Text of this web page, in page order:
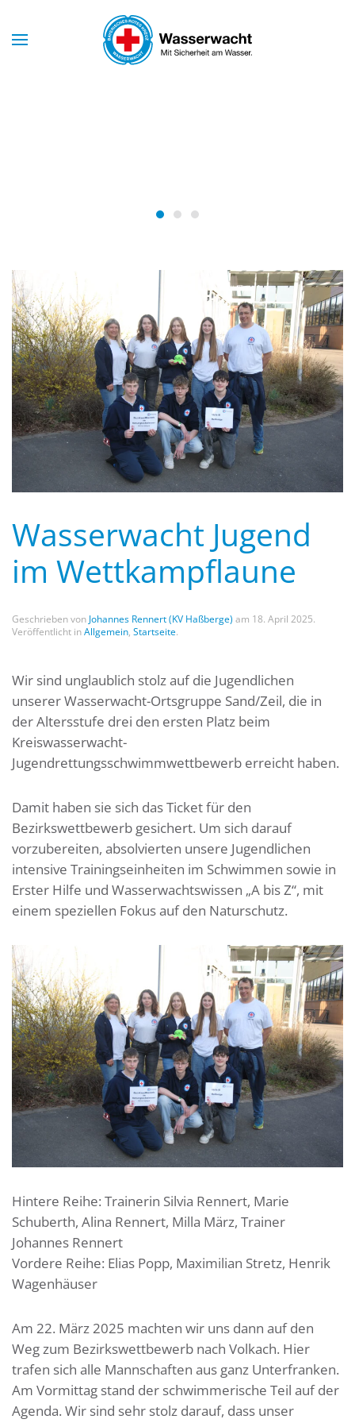
Skip to main content
BAYERN
Wasserwacht Bayern
Wasserwacht Bayern
Wasserwacht Jugend
im Wettkampflaune
Geschrieben von Johannes Rennert (KV Haßberge) am 18. April 2025.
Veröffentlicht inAllgemein, Startseite.
Wir sind unglaublich stolz auf die Jugendlichen
unserer Wasserwacht-Ortsgruppe Sand/Zeil, die in
der Altersstufe drei den ersten Platz beim
Kreiswasserwacht-
Jugendrettungsschwimmwettbewerb erreicht haben.
Damit haben sie sich das Ticket für den
Bezirkswettbewerb gesichert. Um sich darauf
vorzubereiten, absolvierten unsere Jugendlichen
intensive Trainingseinheiten im Schwimmen sowie in
Erster Hilfe und Wasserwachtswissen „A bis Z“, mit
einem speziellen Fokus auf den Naturschutz.
Hintere Reihe: Trainerin Silvia Rennert, Marie
Schuberth, Alina Rennert, Milla März, Trainer
Johannes Rennert
Vordere Reihe: Elias Popp, Maximilian Stretz, Henrik
Wagenhäuser
Am 22. März 2025 machten wir uns dann auf den
Weg zum Bezirkswettbewerb nach Volkach. Hier
trafen sich alle Mannschaften aus ganz Unterfranken.
Am Vormittag stand der schwimmerische Teil auf der
Agenda. Wir sind sehr stolz darauf, dass unser